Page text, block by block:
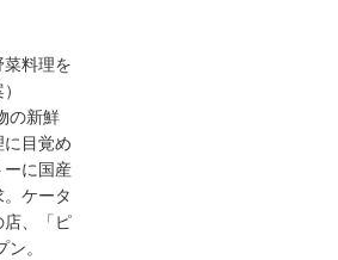
料理を
の新鮮
目覚め
ーに国産
ケータ
店、「ピ
。